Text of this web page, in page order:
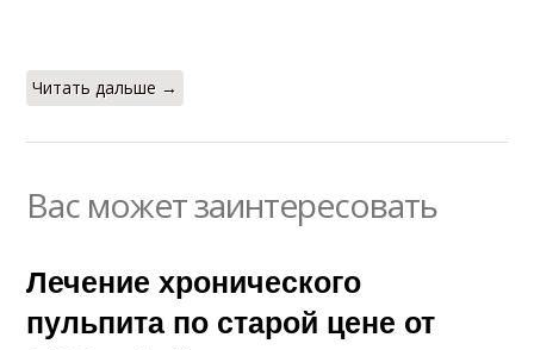
Читать дальше →
Вас может заинтересовать
Лечение хронического
пульпита по старой цене от